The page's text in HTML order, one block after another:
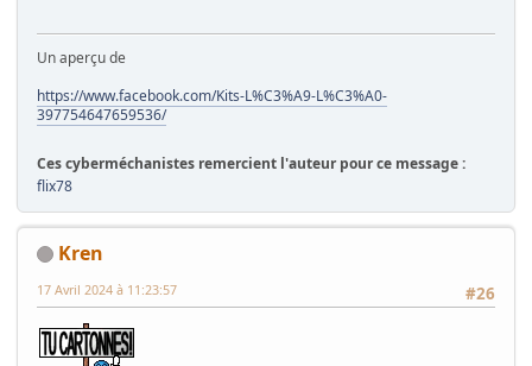
Un aperçu de
https://www.facebook.com/Kits-L%C3%A9-L%C3%A0-
397754647659536/
Ces cyberméchanistes remercient l'auteur pour ce message :
flix78
Kren
#26
17 Avril 2024 à 11:23:57